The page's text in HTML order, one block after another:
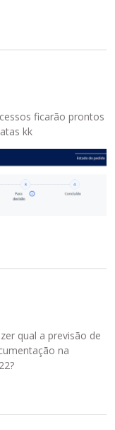
ficarão prontos
kk
qual a previsão de
na